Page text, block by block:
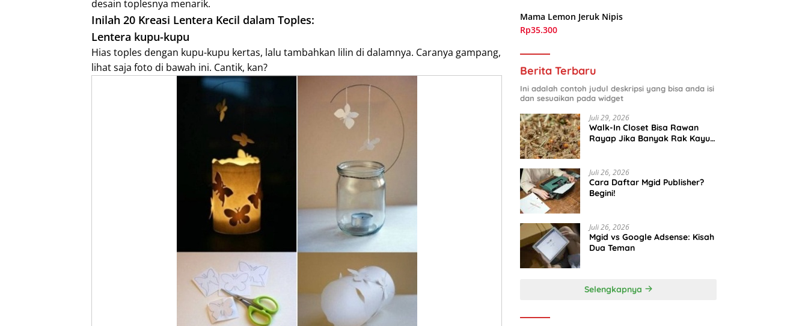
desain toplesnya menarik.
Inilah 20 Kreasi Lentera Kecil dalam Toples:
Lentera kupu-kupu
Hias toples dengan kupu-kupu kertas, lalu tambahkan lilin di dalamnya. Caranya gampang,
lihat saja foto di bawah ini. Cantik, kan?
Mama Lemon Jeruk Nipis
Rp35.300
Berita Terbaru
Ini adalah contoh judul deskripsi yang bisa anda isi
dan sesuaikan pada widget
Juli 29, 2026
Walk-In Closet Bisa Rawan
Rayap Jika Banyak Rak Kayu
Juli 26, 2026
Cara Daftar Mgid Publisher?
Begini!
Juli 26, 2026
Mgid vs Google Adsense: Kisah
Dua Teman
Selengkapnya